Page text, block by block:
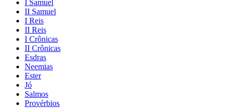
I Samuel
II Samuel
I Reis
II Reis
I Crônicas
II Crônicas
Esdras
Neemias
Ester
Jó
Salmos
Provérbios